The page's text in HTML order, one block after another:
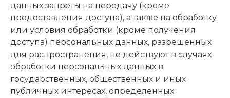
данных запреты на передачу (кроме
предоставления доступа), а также на обработку
или условия обработки (кроме получения
доступа) персональных данных, разрешенных
для распространения, не действуют в случаях
обработки персональных данных в
государственных, общественных и иных
публичных интересах, определенных